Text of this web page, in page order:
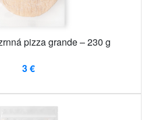
pizza grande – 230 g
3 €